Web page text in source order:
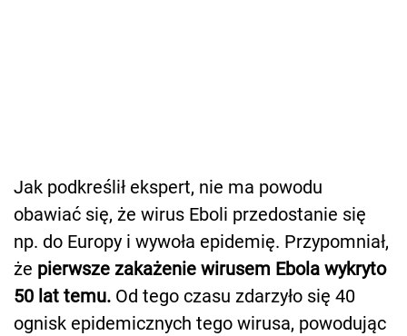
Jak podkreślił ekspert, nie ma powodu
obawiać się, że wirus Eboli przedostanie się
np. do Europy i wywoła epidemię. Przypomniał,
że pierwsze zakażenie wirusem Ebola wykryto
50 lat temu. Od tego czasu zdarzyło się 40
ognisk epidemicznych tego wirusa, powodując